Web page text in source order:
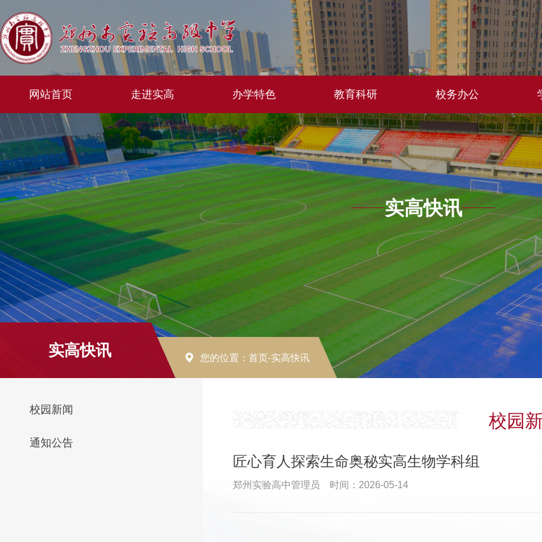
网站首页 走进实高 办学特色 教育科研 校务办公
实高快讯
实高快讯 您的位置： 首页-实高快讯
校园新闻
通知公告
校园
匠心育人探索生命奥秘实高生物学科组
郑州实验高中管理员 时间：2026-05-14